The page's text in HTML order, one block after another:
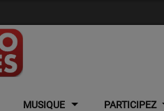
MUSIQUE PARTICIPEZ